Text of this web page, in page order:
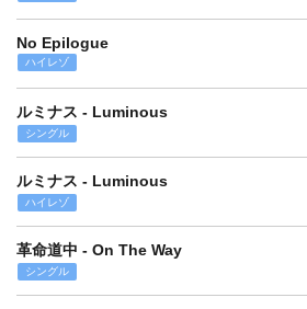
No Epilogue
ハイレゾ
ルミナス - Luminous
シングル
ルミナス - Luminous
ハイレゾ
革命道中 - On The Way
シングル